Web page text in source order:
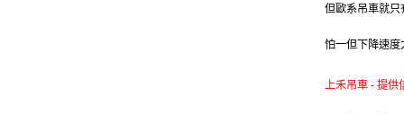
但歐系吊車就只
怕一但下降速度
上禾吊車 - 提供